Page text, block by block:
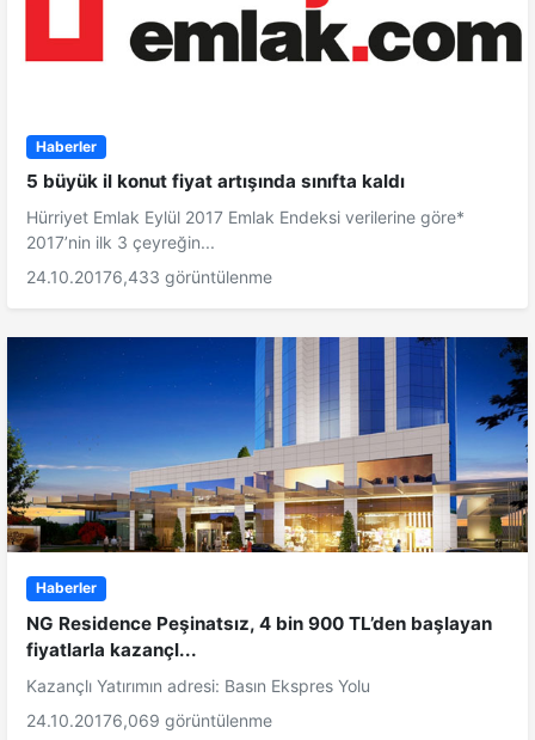
Haberler
5 büyük il konut fiyat artışında sınıfta kaldı
Hürriyet Emlak Eylül 2017 Emlak Endeksi verilerine göre*
2017’nin ilk 3 çeyreğin...
24.10.20176,433 görüntülenme
Haberler
NG Residence Peşinatsız, 4 bin 900 TL’den başlayan
fiyatlarla kazançl...
Kazançlı Yatırımın adresi: Basın Ekspres Yolu
24.10.20176,069 görüntülenme